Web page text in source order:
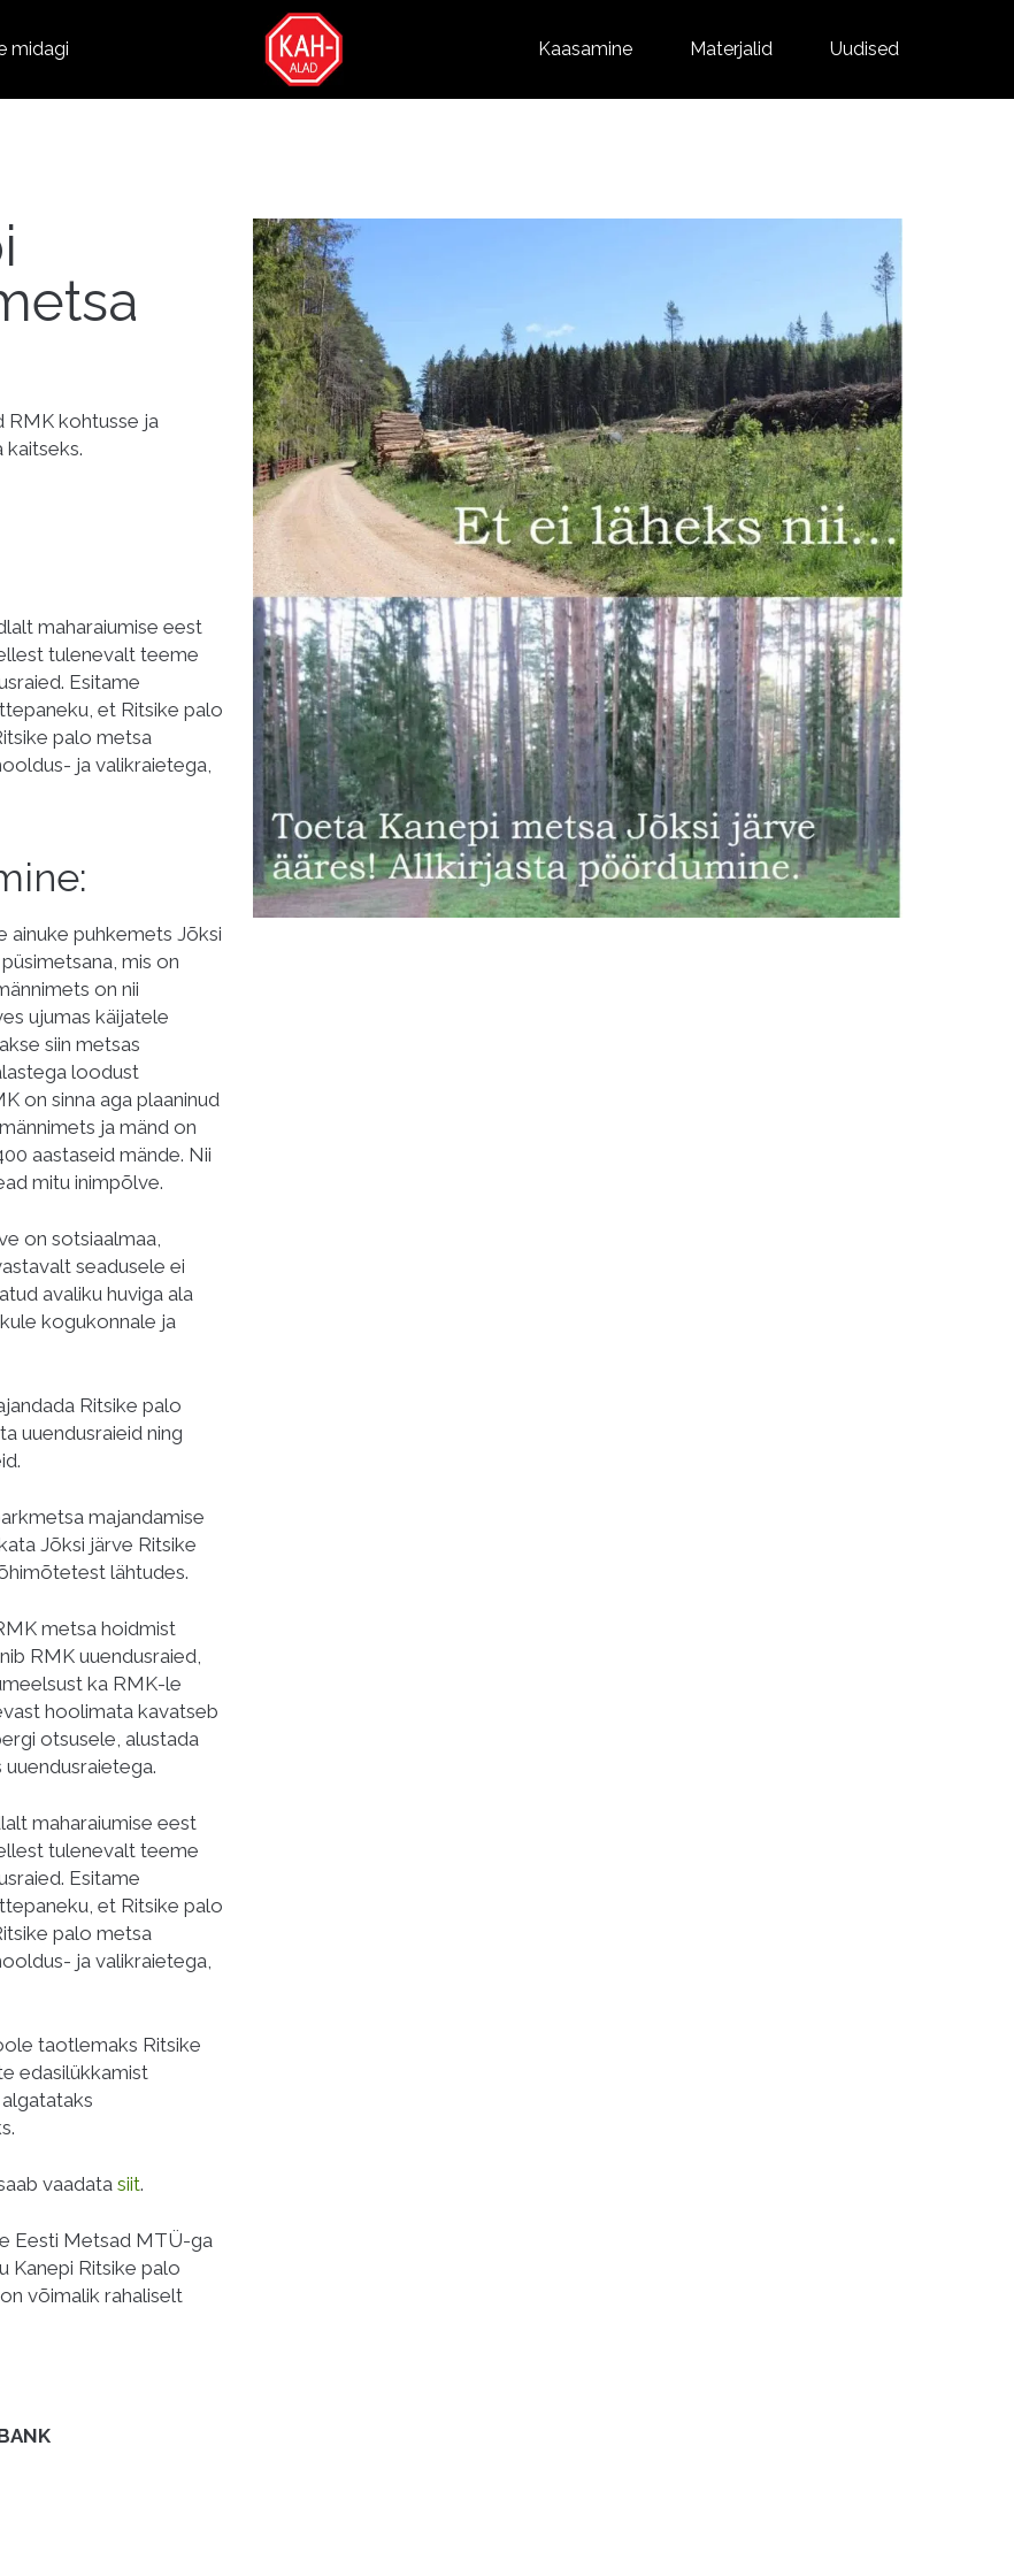
midagi Kaasamine Materjalid Uudised
RMK kohtusse ja
kaitseks.
maharaiumise eest
tulenevalt teeme
Esitame
et Ritsike palo
palo metsa
ja valikraietega,
ainuke puhkemets Jõksi
mis on
on nii
ujumas käijatele
siin metsas
loodust
on sinna aga plaaninud
ja mänd on
aastaseid mände. Nii
mitu inimpõlve.
on sotsiaalmaa,
seadusele ei
avaliku huviga ala
kogukonnale ja
Ritsike palo
uuendusraieid ning
majandamise
Jõksi järve Ritsike
lähtudes.
metsa hoidmist
RMK uuendusraied,
ka RMK-le
hoolimata kavatseb
otsusele, alustada
maharaiumise eest
tulenevalt teeme
Esitame
et Ritsike palo
palo metsa
ja valikraietega,
taotlemaks Ritsike
edasilükkamist
vaadata siit.
Eesti Metsad MTÜ-ga
Kanepi Ritsike palo
võimalik rahaliselt